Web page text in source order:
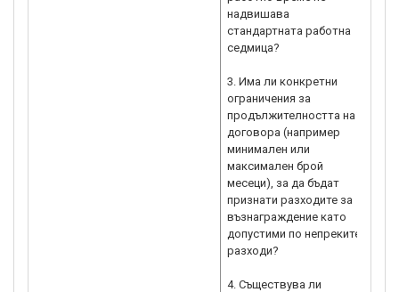
надвишава
стандартната работна
седмица?
3. Има ли конкретни
ограничения за
продължителността на
договора (например
минимален или
максимален брой
месеци), за да бъдат
признати разходите за
възнаграждение като
допустими по непреките
разходи?
4. Съществува ли